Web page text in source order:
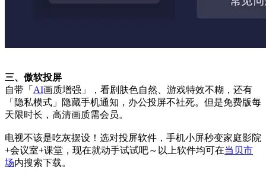
三、傲软投屏
自带「 AI画质增强」，看剧肤色自然、游戏特效不糊，还有
「隐私模式」隐藏手机通知，办公投屏不社死。但是免费版每
天限时长，高清画质需会员。
电视不该是吃灰摆设！选对投屏软件，手机小屏秒变家庭影院
+会议室+课堂，现在就动手试试吧～以上软件均可在当贝市
场内搜索下载。